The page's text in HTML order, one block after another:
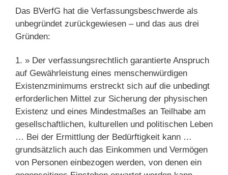
Das BVerfG hat die Verfassungsbeschwerde als
unbegründet zurückgewiesen – und das aus drei
Gründen:
1. » Der verfassungsrechtlich garantierte Anspruch
auf Gewährleistung eines menschenwürdigen
Existenzminimums erstreckt sich auf die unbedingt
erforderlichen Mittel zur Sicherung der physischen
Existenz und eines Mindestmaßes an Teilhabe am
gesellschaftlichen, kulturellen und politischen Leben
… Bei der Ermittlung der Bedürftigkeit kann …
grundsätzlich auch das Einkommen und Vermögen
von Personen einbezogen werden, von denen ein